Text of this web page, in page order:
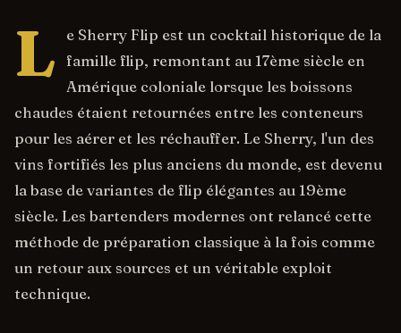
L
e Sherry Flip est un cocktail historique de la
famille flip, remontant au 17ème siècle en
Amérique coloniale lorsque les boissons
chaudes étaient retournées entre les conteneurs
pour les aérer et les réchauffer. Le Sherry, l'un des
vins fortifiés les plus anciens du monde, est devenu
la base de variantes de flip élégantes au 19ème
siècle. Les bartenders modernes ont relancé cette
méthode de préparation classique à la fois comme
un retour aux sources et un véritable exploit
technique.